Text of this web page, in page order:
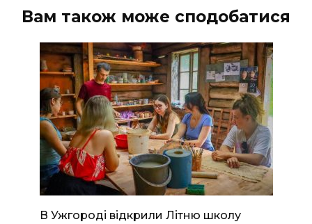
Вам також може сподобатися
В Ужгороді відкрили Літню школу